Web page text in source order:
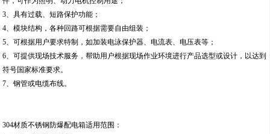
3、具有过载、短路保护功能；
4、模块结构，各种回路可根据需要自由组装；
5、可根据用户要求特制，如加装电泳保护器、电流表、电压表等；
6、可提供现场技术服务，帮助用户根据现场作业环境进行产品选型或设计，以达到
符号国家标准要求。
7、钢管或电缆布线。
304材质不锈钢防爆配电箱适用范围：